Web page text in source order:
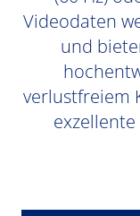
Videodaten
und
verlustfreiem